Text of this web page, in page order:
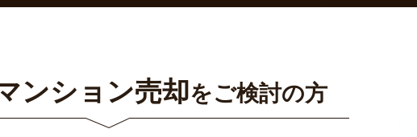
ンション売却をご検討の方